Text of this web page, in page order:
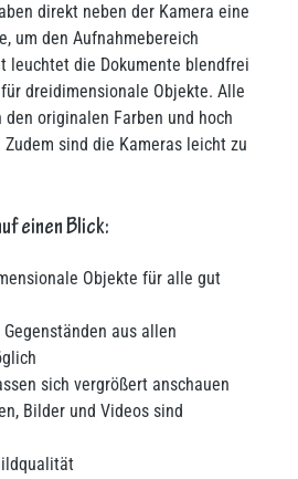
direkt neben der Kamera eine
um den Aufnahmebereich
leuchtet die Dokumente blendfrei
dreidimensionale Objekte. Alle
den originalen Farben und hoch
sind die Kameras leicht zu
einen Blick:
Objekte für alle gut
aus allen
sich vergrößert anschauen
Bilder und Videos sind